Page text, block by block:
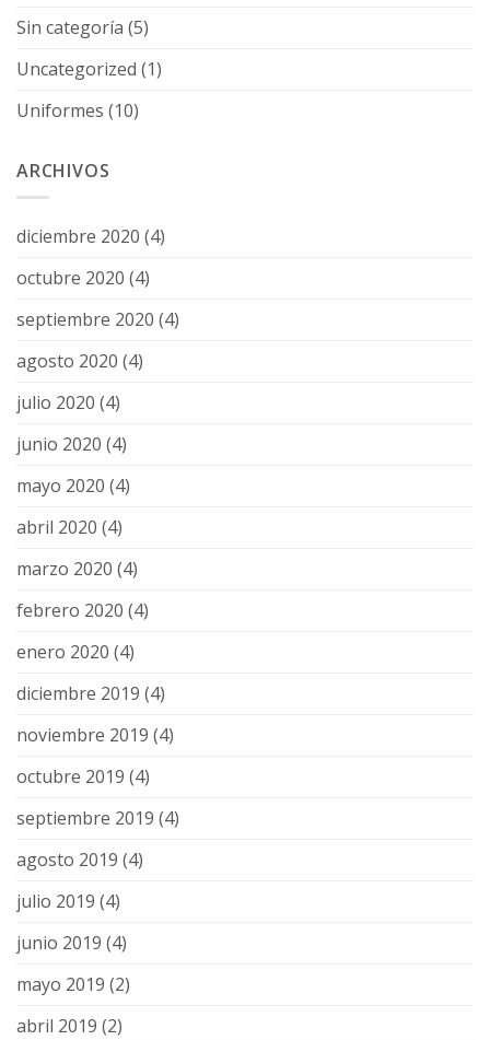
Sin categoría (5)
Uncategorized (1)
Uniformes (10)
ARCHIVOS
diciembre 2020 (4)
octubre 2020 (4)
septiembre 2020 (4)
agosto 2020 (4)
julio 2020 (4)
junio 2020 (4)
mayo 2020 (4)
abril 2020 (4)
marzo 2020 (4)
febrero 2020 (4)
enero 2020 (4)
diciembre 2019 (4)
noviembre 2019 (4)
octubre 2019 (4)
septiembre 2019 (4)
agosto 2019 (4)
julio 2019 (4)
junio 2019 (4)
mayo 2019 (2)
abril 2019 (2)